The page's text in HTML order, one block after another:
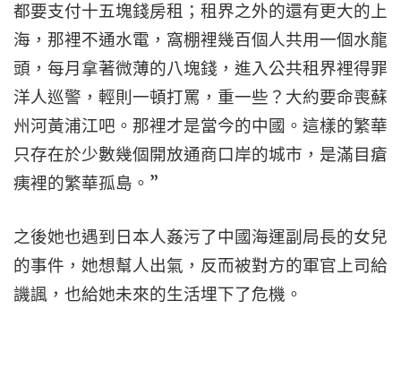
都要支付十五塊錢房租；租界之外的還有更大的上
海，那裡不通水電，窩棚裡幾百個人共用一個水龍
頭，每月拿著微薄的八塊錢，進入公共租界裡得罪
洋人巡警，輕則一頓打罵，重一些？大約要命喪蘇
州河黃浦江吧。那裡才是當今的中國。這樣的繁華
只存在於少數幾個開放通商口岸的城市，是滿目瘡
痍裡的繁華孤島。”
之後她也遇到日本人姦污了中國海運副局長的女兒
的事件，她想幫人出氣，反而被對方的軍官上司給
譏諷，也給她未來的生活埋下了危機。